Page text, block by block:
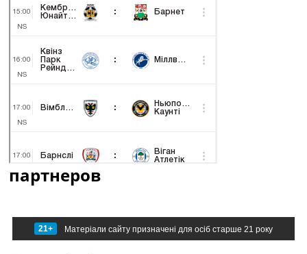
партнеров
21+ Матеріали сайту призначені для осіб старше 21 року